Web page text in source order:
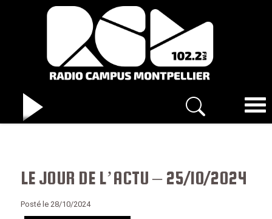
LE JOUR DE L’ACTU – 25/10/2024
Posté le 28/10/2024